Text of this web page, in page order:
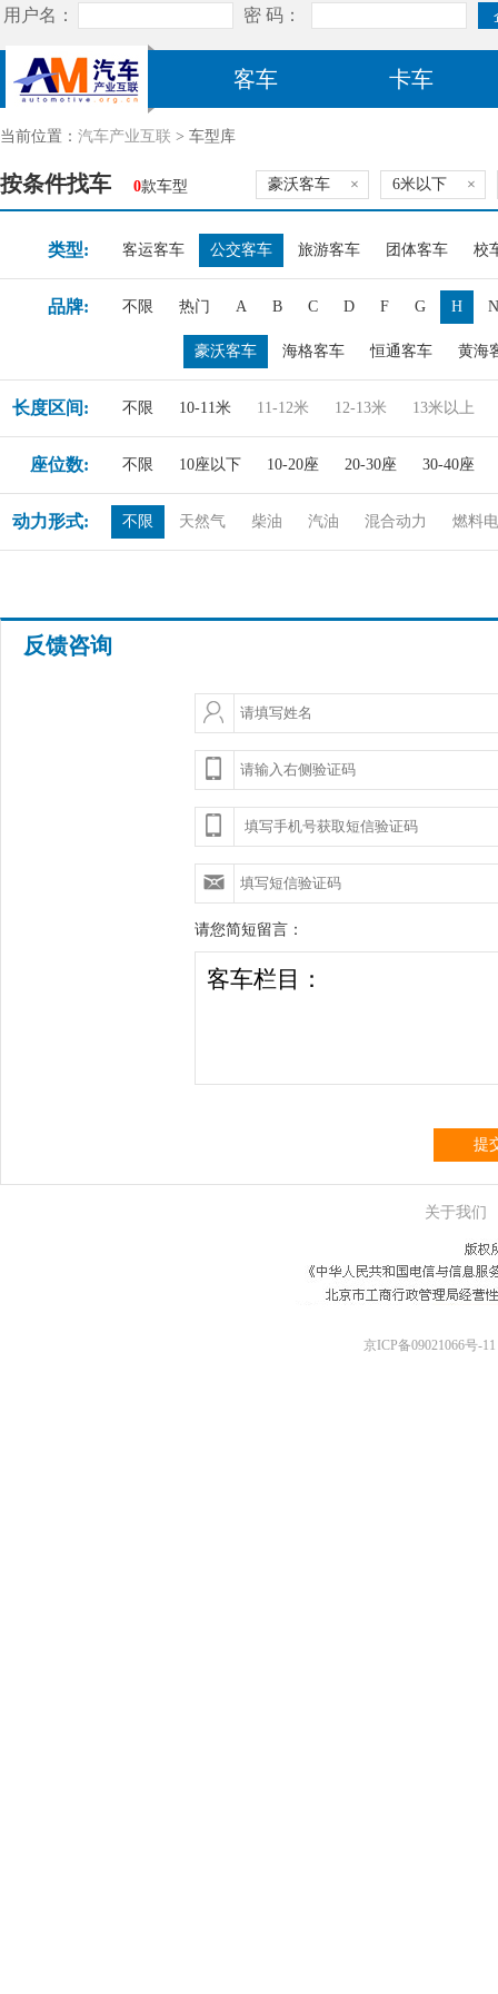
客车 卡车
当前位置： 汽车产业互联 > 车型库
按条件找车 0款车型 豪沃客车 × 6米以下 ×
类型: 客运客车 公交客车 旅游客车 团体客车 校
品牌: 不限 热门 A B C D F G H N
豪沃客车 海格客车 恒通客车 黄海
长度区间: 不限 10-11米 11-12米 12-13米 13米以上
座位数: 不限 10座以下 10-20座 20-30座 30-40座
动力形式: 不限 天然气 柴油 汽油 混合动力 燃料
反馈咨询
请您简短留言：
提
关于我们
京ICP备09021066号-11